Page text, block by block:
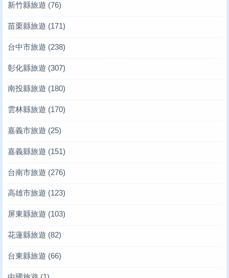
新竹縣旅遊 (76)
苗栗縣旅遊 (171)
台中市旅遊 (238)
彰化縣旅遊 (307)
南投縣旅遊 (180)
雲林縣旅遊 (170)
嘉義市旅遊 (25)
嘉義縣旅遊 (151)
台南市旅遊 (276)
高雄市旅遊 (123)
屏東縣旅遊 (103)
花蓮縣旅遊 (82)
台東縣旅遊 (66)